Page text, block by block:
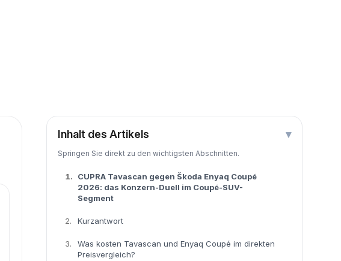
Inhalt des Artikels ▾
Springen Sie direkt zu den wichtigsten Abschnitten.
1.
CUPRA Tavascan gegen Škoda Enyaq Coupé
2026: das Konzern-Duell im Coupé-SUV-
Segment
2. Kurzantwort
3.
Was kosten Tavascan und Enyaq Coupé im direkten
Preisvergleich?